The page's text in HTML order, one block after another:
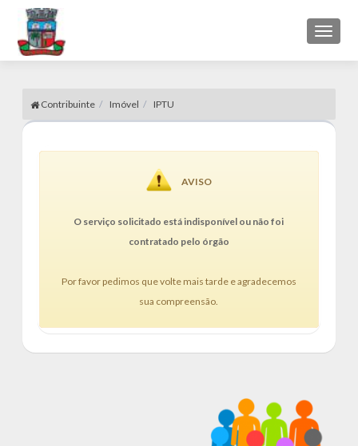
Toggle
Contribuinte Imóvel IPTU
AVISO
O serviço solicitado está indisponível ou não foi
contratado pelo órgão
Por favor pedimos que volte mais tarde e agradecemos
sua compreensão.